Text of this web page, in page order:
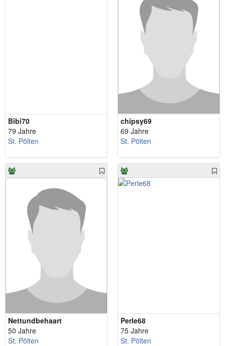
Bibi70
79 Jahre
St. Pölten
chipsy69
69 Jahre
St. Pölten
Nettundbehaart
50 Jahre
St. Pölten
Perle68
75 Jahre
St. Pölten